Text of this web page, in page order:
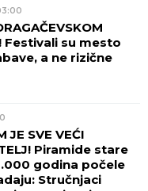
Festivali su mesto
a ne rizične
JE SVE VEĆI
Piramide stare
godina počele
Stručnjaci